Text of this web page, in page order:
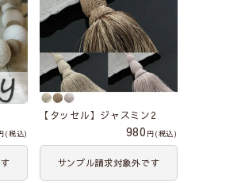
税込
【タッセル】ジャスミン2
980 税込
サンプル請求対象外です